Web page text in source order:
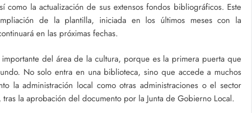
como la actualización de sus extensos fondos bibliográficos. Este
de la plantilla, iniciada en los últimos meses con la
en las próximas fechas.
del área de la cultura, porque es la primera puerta que
No solo entra en una biblioteca, sino que accede a muchos
la administración local como otras administraciones o el sector
tras la aprobación del documento por la Junta de Gobierno Local.